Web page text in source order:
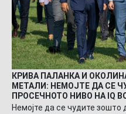
КРИВА ПАЛАНКА И
МЕТАЛИ: НЕМОЈТЕ ДА СЕ
ПРОСЕЧНОТО НИВО НА IQ
Немојте да се чудите зошто